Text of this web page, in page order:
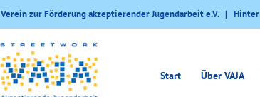
Verein zur Förderung akzeptierender Jugendarbeit e.V. |
Start Über VAJA